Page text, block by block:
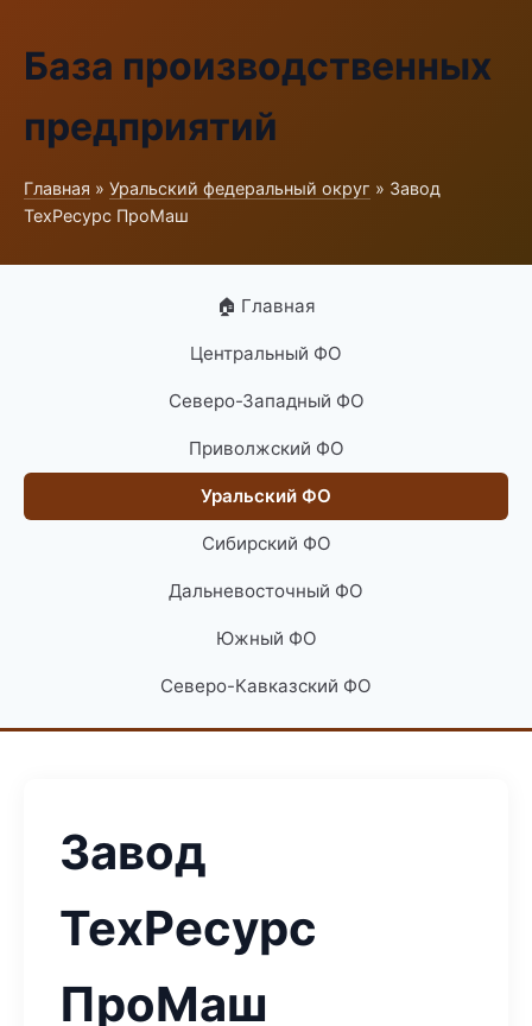
База производственных
предприятий
Главная » Уральский федеральный округ » Завод
ТехРесурс ПроМаш
🏠 Главная
Центральный ФО
Северо-Западный ФО
Приволжский ФО
Уральский ФО
Сибирский ФО
Дальневосточный ФО
Южный ФО
Северо-Кавказский ФО
Завод
ТехРесурс
ПроМаш